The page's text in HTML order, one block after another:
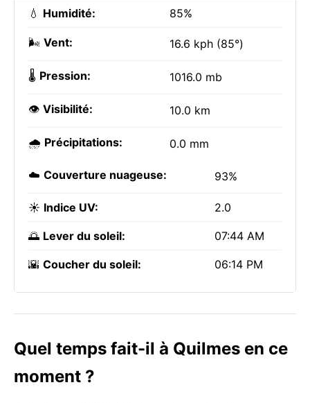
💧 Humidité: 85%
🌬️ Vent: 16.6 kph (85°)
🌡️ Pression: 1016.0 mb
👁️ Visibilité: 10.0 km
🌧️ Précipitations: 0.0 mm
☁️ Couverture nuageuse: 93%
☀️ Indice UV: 2.0
🌅 Lever du soleil: 07:44 AM
🌇 Coucher du soleil: 06:14 PM
Quel temps fait-il à Quilmes en ce
moment ?